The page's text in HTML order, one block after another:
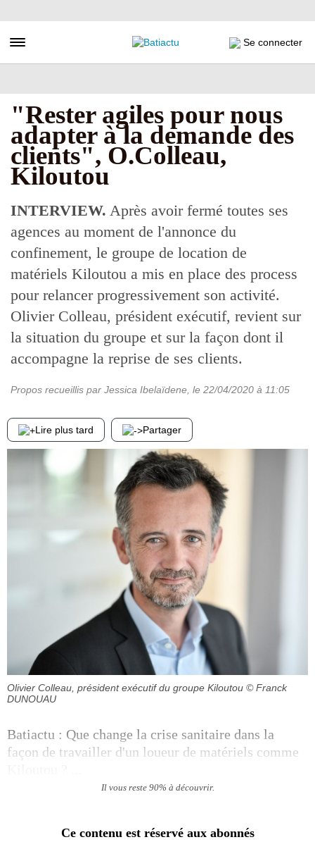
au
principal
Toggle navigation Se connecter
"Rester agiles pour nous
adapter à la demande des
clients", O.Colleau,
Kiloutou
INTERVIEW. Après avoir fermé toutes ses
agences au moment de l'annonce du
confinement, le groupe de location de
matériels Kiloutou a mis en place des process
pour relancer progressivement son activité.
Olivier Colleau, président exécutif, revient sur
la situation du groupe et sur la façon dont il
accompagne la reprise de ses clients.
Propos recueillis par Jessica Ibelaïdene , le 22/04/2020 à 11:05
Lire plus tard Partager
Olivier Colleau, président exécutif du groupe Kiloutou © Franck
DUNOUAU
Batiactu : Que change la crise sanitaire dans la
façon de travailler d'un loueur de matériels comme
Il vous reste 90% à découvrir.
Ce contenu est réservé aux abonnés